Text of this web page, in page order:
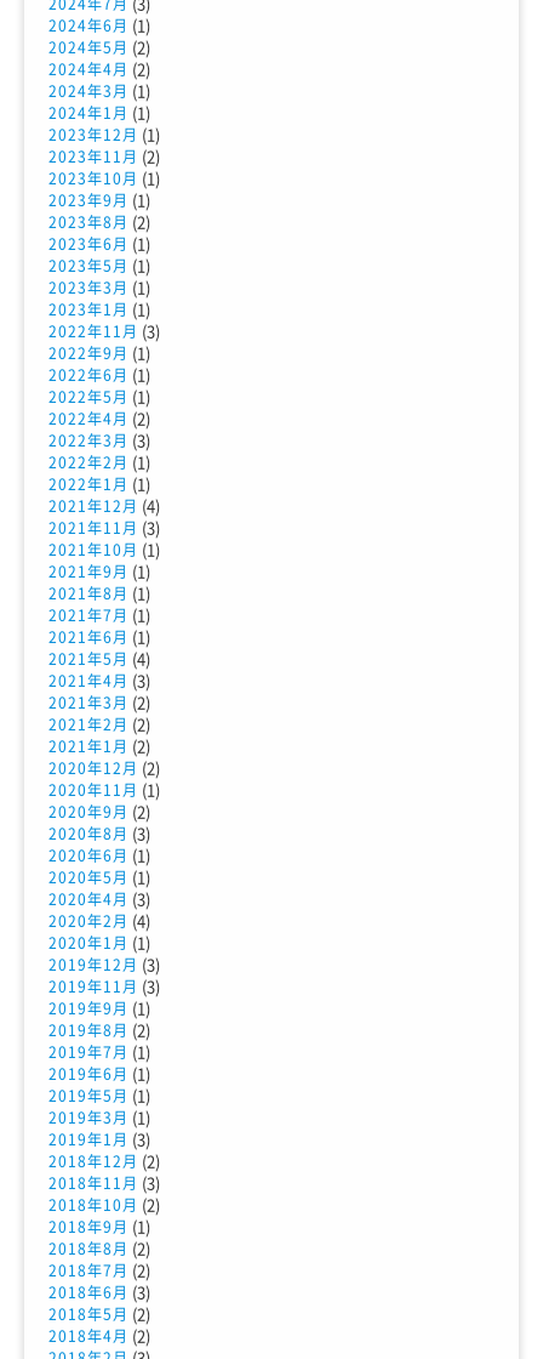
2024年6月 (1)
2024年5月 (2)
2024年4月 (2)
2024年3月 (1)
2024年1月 (1)
2023年12月 (1)
2023年11月 (2)
2023年10月 (1)
2023年9月 (1)
2023年8月 (2)
2023年6月 (1)
2023年5月 (1)
2023年3月 (1)
2023年1月 (1)
2022年11月 (3)
2022年9月 (1)
2022年6月 (1)
2022年5月 (1)
2022年4月 (2)
2022年3月 (3)
2022年2月 (1)
2022年1月 (1)
2021年12月 (4)
2021年11月 (3)
2021年10月 (1)
2021年9月 (1)
2021年8月 (1)
2021年7月 (1)
2021年6月 (1)
2021年5月 (4)
2021年4月 (3)
2021年3月 (2)
2021年2月 (2)
2021年1月 (2)
2020年12月 (2)
2020年11月 (1)
2020年9月 (2)
2020年8月 (3)
2020年6月 (1)
2020年5月 (1)
2020年4月 (3)
2020年2月 (4)
2020年1月 (1)
2019年12月 (3)
2019年11月 (3)
2019年9月 (1)
2019年8月 (2)
2019年7月 (1)
2019年6月 (1)
2019年5月 (1)
2019年3月 (1)
2019年1月 (3)
2018年12月 (2)
2018年11月 (3)
2018年10月 (2)
2018年9月 (1)
2018年8月 (2)
2018年7月 (2)
2018年6月 (3)
2018年5月 (2)
2018年4月 (2)